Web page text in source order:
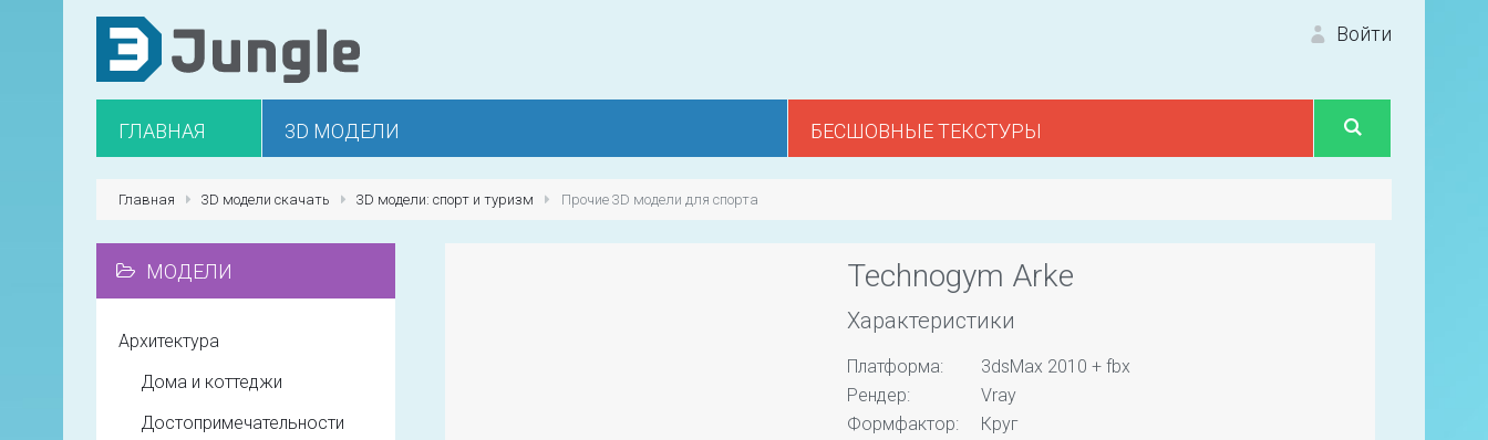
Войти
ГЛАВНАЯ 3D МОДЕЛИ БЕСШОВНЫЕ ТЕКСТУРЫ
Главная 3D модели скачать 3D модели: спорт и туризм Прочие 3D модели для спорта
Technogym Arke
Характеристики
Платформа:
3dsMax 2010 + fbx
Рендер:
Vray
Формфактор:
Круг
МОДЕЛИ
Архитектура
Дома и коттеджи
Достопримечательности